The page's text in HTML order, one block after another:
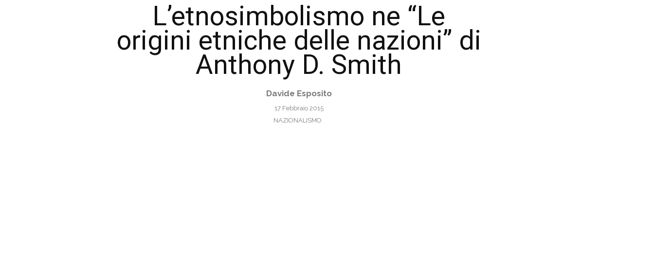
L’etnosimbolismo ne “Le
origini etniche delle nazioni” di
Anthony D. Smith
Davide Esposito
17 Febbraio 2015
NAZIONALISMO